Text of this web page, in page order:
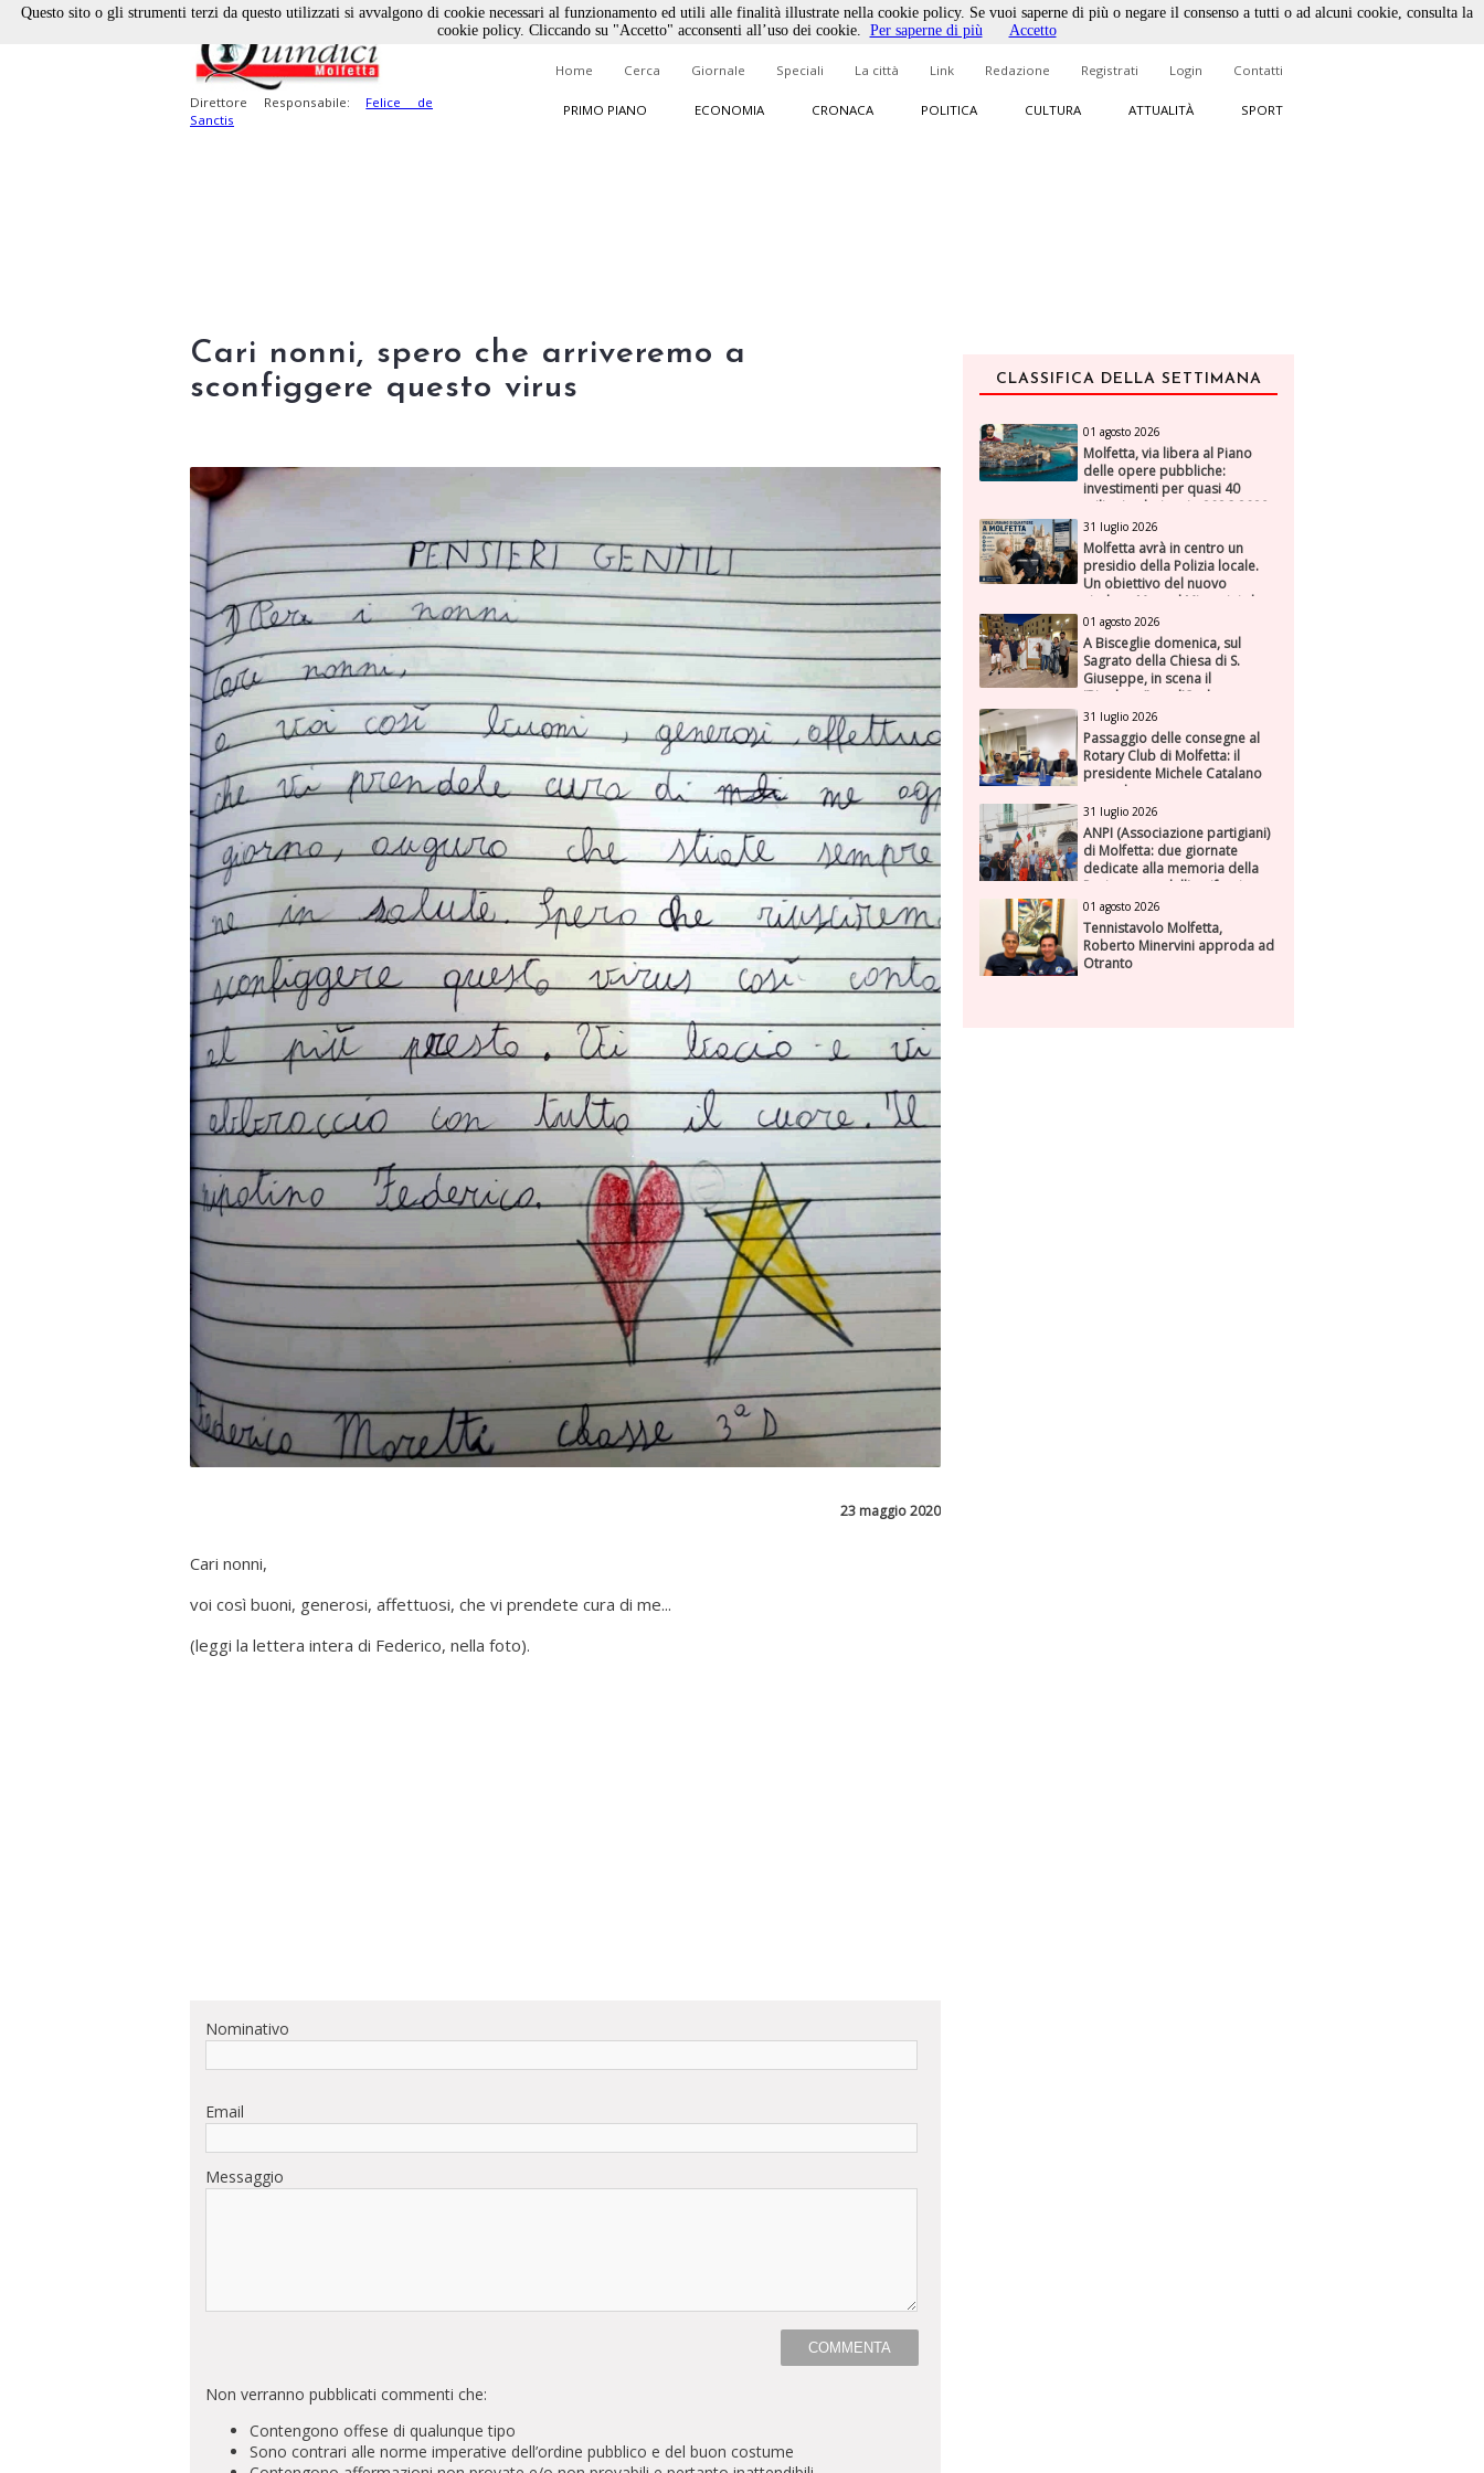
Direttore Responsabile: Felice de
Sanctis
Home Cerca Giornale Speciali La città Link Redazione Registrati Login Contatti
PRIMO PIANO ECONOMIA CRONACA POLITICA CULTURA ATTUALITÀ SPORT
Cari nonni, spero che arriveremo a
sconfiggere questo virus
23 maggio 2020
Cari nonni,
voi così buoni, generosi, affettuosi, che vi prendete cura di me...
(leggi la lettera intera di Federico, nella foto).
Nominativo
Email
Messaggio
Non verranno pubblicati commenti che:
Contengono offese di qualunque tipo
Sono contrari alle norme imperative dell’ordine pubblico e del buon costume
CLASSIFICA DELLA SETTIMANA
01 agosto 2026
Molfetta, via libera al Piano
delle opere pubbliche:
investimenti per quasi 40
milioni nel triennio 2026-2028
31 luglio 2026
Molfetta avrà in centro un
presidio della Polizia locale.
Un obiettivo del nuovo
sindaco Manuel Minervini che
diviene realtà, con la speranza
di maggiore efficienza e
presenza sul territorio
01 agosto 2026
A Bisceglie domenica, sul
Sagrato della Chiesa di S.
Giuseppe, in scena il
“Rigoletto” con l’Orchestra
Sinfonica Federiciana
31 luglio 2026
Passaggio delle consegne al
Rotary Club di Molfetta: il
presidente Michele Catalano
succede a se stesso
31 luglio 2026
ANPI (Associazione partigiani)
di Molfetta: due giornate
dedicate alla memoria della
Resistenza e dell'antifascismo
01 agosto 2026
Tennistavolo Molfetta,
Roberto Minervini approda ad
Otranto
Questo sito o gli strumenti terzi da questo utilizzati si avvalgono di cookie necessari al funzionamento ed utili alle finalità illustrate nella cookie policy. Se vuoi saperne di più o negare il consenso a tutti o ad alcuni cookie, consulta la
cookie policy. Cliccando su "Accetto" acconsenti all’uso dei cookie. Per saperne di più Accetto